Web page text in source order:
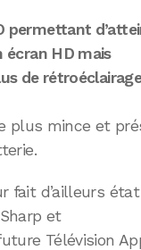
permettant
HD mais
de
plus mince et
fait d’ailleurs
et
Télévision